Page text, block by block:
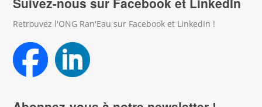
Retrouvez l'ONG Ran'Eau sur Facebook et LinkedIn !